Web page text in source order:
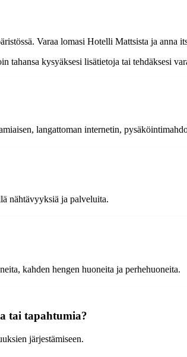
Varaa lomasi Hotelli Mattsista ja anna
kysyäksesi lisätietoja tai tehdäksesi
langattoman internetin,
nähtävyyksiä ja palveluita.
kahden hengen huoneita ja perhehuoneita.
tai tapahtumia?
järjestämiseen.